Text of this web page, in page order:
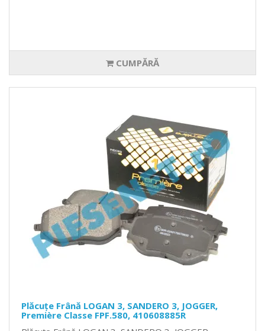
CUMPĂRĂ
Plăcuțe Frână LOGAN 3, SANDERO 3, JOGGER,
Première Classe FPF.580, 410608885R